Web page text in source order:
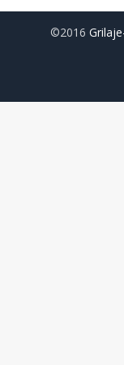
©2016